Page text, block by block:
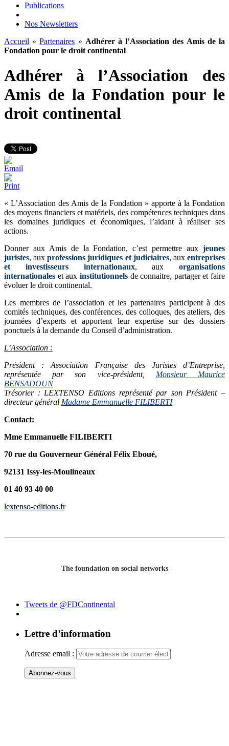
Publications
Nos Newsletters
Accueil »Partenaires » Adhérer à l’Association des Amis de la
Fondation pour le droit continental
Adhérer à l’Association des
Amis de la Fondation pour le
droit continental
« L’Association des Amis de la Fondation » apporte à la Fondation
des moyens financiers et matériels, des compétences techniques dans
les domaines juridiques et économiques, l’aidant à réaliser ses
actions.
Donner aux Amis de la Fondation, c’est permettre aux jeunes
juristes, auxprofessions juridiques et judiciaires, auxentreprises
et investisseurs internationaux, aux organisations
internationales et aux institutionnelsde connaitre, partager et faire
évoluer le droit continental.
Les membres de l’association et les partenaires participent à des
comités techniques, des conférences, des colloques, des ateliers, des
journées d’experts et apportent leur expertise sur des dossiers
ponctuels à la demande du Conseil d’administration.
L’Association :
Président : Association Française des Juristes d’Entreprise,
représentée par son vice-président, Monsieur Maurice
BENSADOUN
Trésorier : LEXTENSO Editions représenté par son Président –
directeur général Madame Emmanuelle FILIBERTI
Contact:
Mme Emmanuelle FILIBERTI
70 rue du Gouverneur Général Félix Eboué,
92131 Issy-les-Moulineaux
01 40 93 40 00
lextenso-editions.fr
The foundation on social networks
Tweets de @FDContinental
Lettre d’information
Adresse email :